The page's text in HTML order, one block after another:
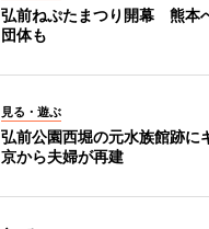
弘前ねぷたまつり開幕 熊本
団体も
見る・遊ぶ
弘前公園西堀の元水族館跡
京から夫婦が再建